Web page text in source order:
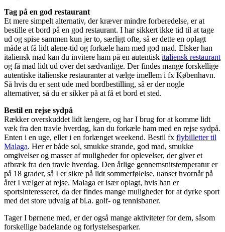
Tag på en god restaurant
Et mere simpelt alternativ, der kræver mindre forberedelse, er at
bestille et bord på en god restaurant. I har sikkert ikke tid til at tage
ud og spise sammen kun jer to, særligt ofte, så er dette en oplagt
måde at få lidt alene-tid og forkæle ham med god mad. Elsker han
italiensk mad kan du invitere ham på en autentisk italiensk restaurant
og få mad lidt ud over det sædvanlige. Der findes mange forskellige
autentiske italienske restauranter at vælge imellem i fx København.
Så hvis du er sent ude med bordbestilling, så er der nogle
alternativer, så du er sikker på at få et bord et sted.
Bestil en rejse sydpå
Rækker overskuddet lidt længere, og har I brug for at komme lidt
væk fra den travle hverdag, kan du forkæle ham med en rejse sydpå.
Enten i en uge, eller i en forlænget weekend. Bestil fx flybilletter til
Malaga. Her er både sol, smukke strande, god mad, smukke
omgivelser og masser af muligheder for oplevelser, der giver et
afbræk fra den travle hverdag. Den årlige gennemsnitstemperatur er
på 18 grader, så I er sikre på lidt sommerfølelse, uanset hvornår på
året I vælger at rejse. Malaga er især oplagt, hvis han er
sportsinteresseret, da der findes mange muligheder for at dyrke sport
med det store udvalg af bl.a. golf- og tennisbaner.
Tager I børnene med, er der også mange aktiviteter for dem, såsom
forskellige badelande og forlystelsesparker.